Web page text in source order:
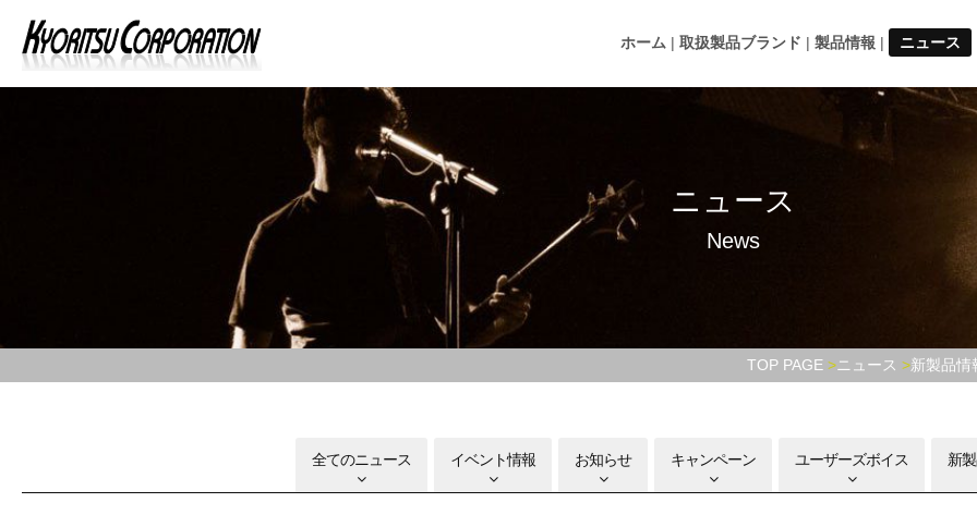
ホーム 取扱製品ブランド 製品情報 ニュース
ニュース
News
TOP PAGE ニュース 新製品情
全てのニュース イベント情報 お知らせ キャンペーン ユーザーズボイス 新